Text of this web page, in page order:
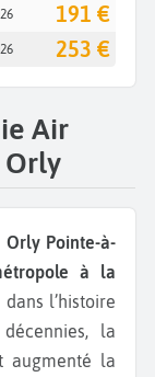
191 €
253 €
Air
Orly
Orly Pointe-à-
à la
l’histoire
la
augmenté la